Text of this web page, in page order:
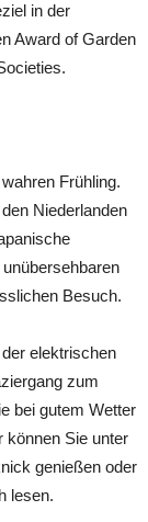
in der
Award of Garden
Frühling.
Niederlanden
Besuch.
elektrischen
zum
bei gutem Wetter
können Sie unter
genießen oder
lesen.